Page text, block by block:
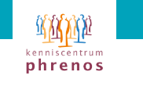
Kenniscentrum
Phrenos
website